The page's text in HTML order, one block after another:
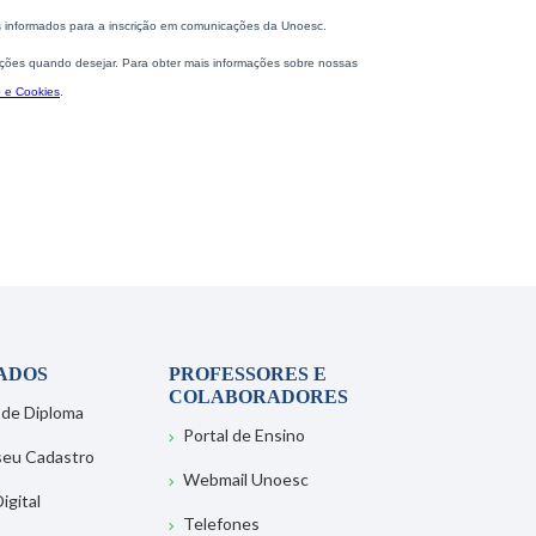
Diploma
Cadastro
PROFESSORES E
COLABORADORES
Portal de Ensino
Webmail Unoesc
Telefones